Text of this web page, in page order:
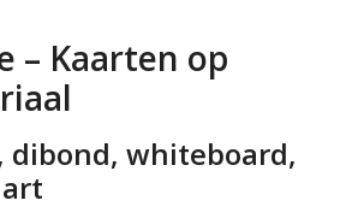
– Kaarten op
dibond, whiteboard,